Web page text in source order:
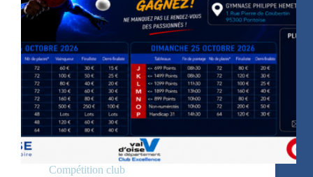
Compétition club